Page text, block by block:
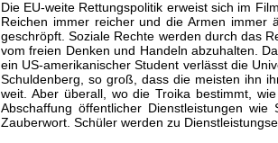
Die EU-weite Rettungspolitik erweist sich im
Reichen immer reicher und die Armen immer
geschröpft. Soziale Rechte werden durch das
vom freien Denken und Handeln abzuhalten.
ein US-amerikanischer Student verlässt die
Schuldenberg, so groß, dass die meisten ihn
weit. Aber überall, wo die Troika bestimmt,
Abschaffung öffentlicher Dienstleistungen
Zauberwort. Schüler werden zu